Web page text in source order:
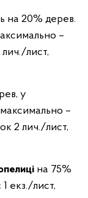
на 20% дерев.
–
лист,
у
–
2 лич./лист,
на 75%
екз./лист,